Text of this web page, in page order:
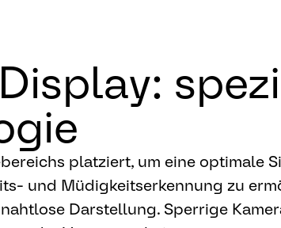
platziert, um eine optimale
und Müdigkeitserkennung zu
Darstellung. Sperrige